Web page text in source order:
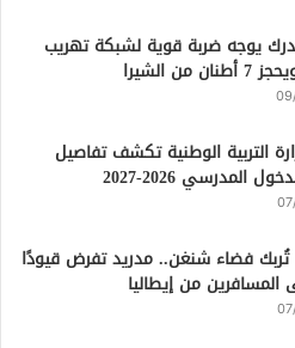
يوجه ضربة قوية لشبكة تهريب
من الشيرا
التربية الوطنية تكشف تفاصيل
المدرسي 2026-2027
تُربك فضاء شنغن.. مدريد تفرض قيودًا
من إيطاليا